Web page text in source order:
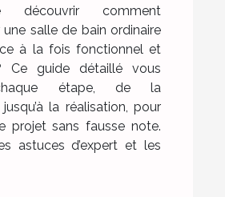
découvrir comment
salle de bain ordinaire
à la fois fonctionnel et
Ce guide détaillé vous
étape, de la
la réalisation, pour
projet sans fausse note.
astuces d’expert et les